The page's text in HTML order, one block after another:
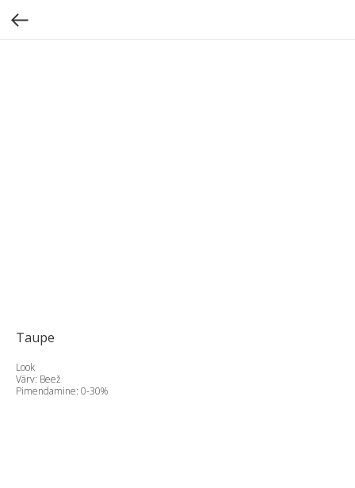
Taupe
Look
Värv: Beež
Pimendamine: 0-30%